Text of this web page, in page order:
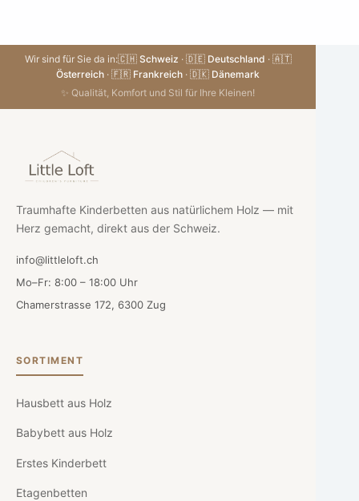
Wir sind für Sie da in:🇨🇭 Schweiz · 🇩🇪 Deutschland · 🇦🇹
Österreich ·🇫🇷 Frankreich ·🇩🇰 Dänemark
✨ Qualität, Komfort und Stil für Ihre Kleinen!
Traumhafte Kinderbetten aus natürlichem Holz — mit
Herz gemacht, direkt aus der Schweiz.
info@littleloft.ch
Mo–Fr: 8:00 – 18:00 Uhr
Chamerstrasse 172, 6300 Zug
SORTIMENT
Hausbett aus Holz
Babybett aus Holz
Erstes Kinderbett
Etagenbetten